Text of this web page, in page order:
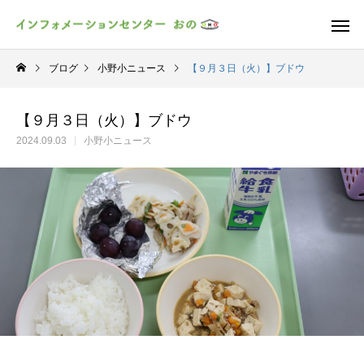
ブログ 小野小ニュース 【９月３日（火）】ブドウ
【９月３日（火）】ブドウ
2024.09.03 小野小ニュース